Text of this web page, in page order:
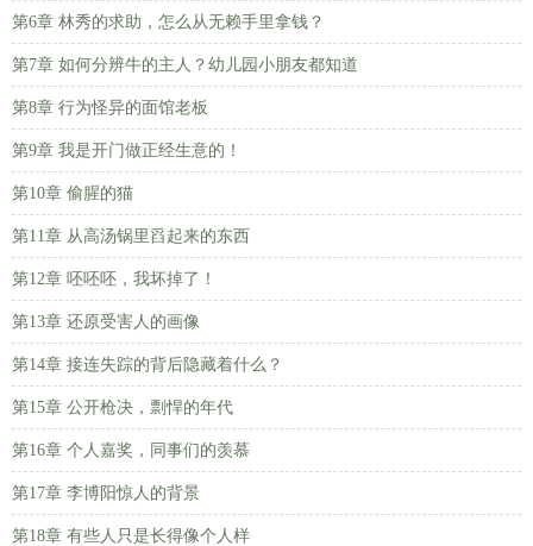
第6章 林秀的求助，怎么从无赖手里拿钱？
第7章 如何分辨牛的主人？幼儿园小朋友都知道
第8章 行为怪异的面馆老板
第9章 我是开门做正经生意的！
第10章 偷腥的猫
第11章 从高汤锅里舀起来的东西
第12章 呸呸呸，我坏掉了！
第13章 还原受害人的画像
第14章 接连失踪的背后隐藏着什么？
第15章 公开枪决，剽悍的年代
第16章 个人嘉奖，同事们的羡慕
第17章 李博阳惊人的背景
第18章 有些人只是长得像个人样